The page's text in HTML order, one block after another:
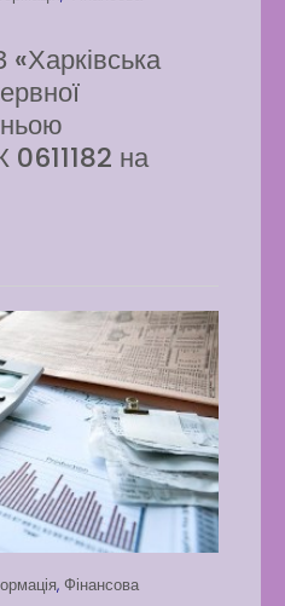
0611182 на
, Фінансова